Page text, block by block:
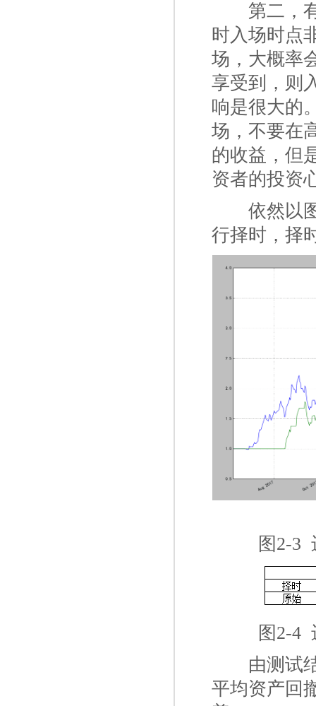
第二，
时入场时点
场，大概率
享受到，则
响是很大的
场，不要在
的收益，但
资者的投资
依然以
行择时，择
图2-3
图2-4
由测试
平均资产回